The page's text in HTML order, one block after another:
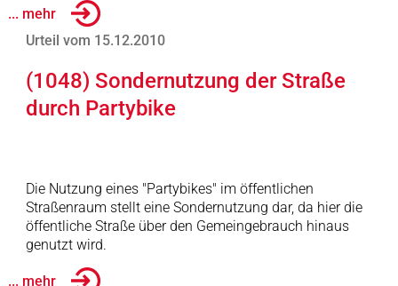
... mehr
Urteil vom 15.12.2010
(1048) Sondernutzung der Straße
durch Partybike
Die Nutzung eines "Partybikes" im öffentlichen
Straßenraum stellt eine Sondernutzung dar, da hier die
öffentliche Straße über den Gemeingebrauch hinaus
genutzt wird.
... mehr